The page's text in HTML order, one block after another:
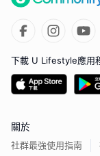
下載 U Lifestyle應用
關於
社群最強使用指南